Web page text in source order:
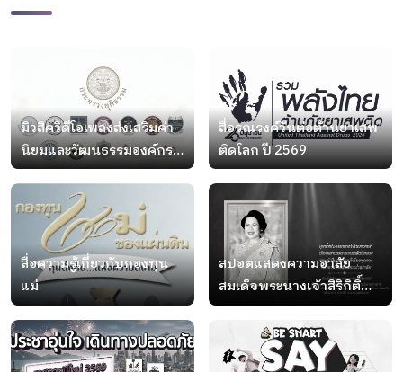
มิวสิควิดีโอเพลงส่งเสริมค่า
นิยมและวัฒนธรรมองค์กร
กระทรวงยุติธรรม (เพลงเรา
เป็นหนึ่งเดียว)
สื่อรณรงค์วันต่อต้านยาเสพ
ติดโลก ปี 2569
สื่อความรู้เกี่ยวกับกองทุน
แม่
สปอตแสดงความอาลัย
สมเด็จพระนางเจ้าสิริกิติ์
พระบรมราชินีนาถ พระบรม
ราชชนนีพันปีหลวง